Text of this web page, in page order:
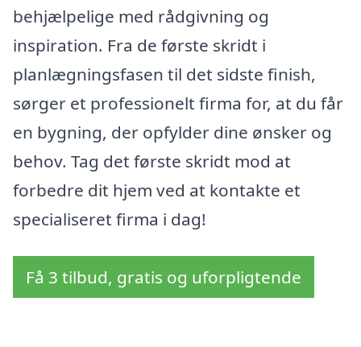
behjælpelige med rådgivning og
inspiration. Fra de første skridt i
planlægningsfasen til det sidste finish,
sørger et professionelt firma for, at du får
en bygning, der opfylder dine ønsker og
behov. Tag det første skridt mod at
forbedre dit hjem ved at kontakte et
specialiseret firma i dag!
Få 3 tilbud, gratis og uforpligtende